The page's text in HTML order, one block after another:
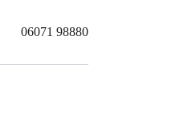
06071 98880